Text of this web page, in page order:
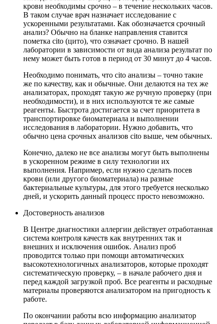
крови необходимы срочно – в течение нескольких часов.
В таком случае врач назначает исследование с
ускоренными результатами. Как обозначается срочный
анализ? Обычно на бланке направления ставится
пометка cito (цито), что означает срочно. В нашей
лаборатории в зависимости от вида анализа результат по
нему может быть готов в период от 30 минут до 4 часов.
Необходимо понимать, что cito анализы – точно такие
же по качеству, как и обычные. Они делаются на тех же
анализаторах, проходят такую же ручную проверку (при
необходимости), и в них используются те же самые
реагенты. Быстрота достигается за счет приоритета в
транспортировке биоматериала и выполнении
исследования в лаборатории. Нужно добавить, что
обычно цена срочных анализов cito выше, чем обычных.
Конечно, далеко не все анализы могут быть выполнены
в ускоренном режиме в силу технологии их
выполнения. Например, если нужно сделать посев
крови (или другого биоматериала) на разные
бактериальные культуры, для этого требуется несколько
дней, и ускорить данный процесс просто невозможно.
Достоверность анализов
В Центре диагностики аллергии действует отработанная
система контроля качеств как внутренних так и
внешних и исключения ошибок. Анализ проб
проводится только при помощи автоматических
высокотехнологичных анализаторов, которые проходят
систематическую проверку, – в начале рабочего дня и
перед каждой загрузкой проб. Все реагенты и расходные
материалы проверяются анализатором на пригодность к
работе.
По окончании работы всю информацию анализатор